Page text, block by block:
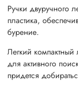
- Ледобур в
- Ножи - 2 шт.
- Винт М6х12
- Паспорт - 1
Ручки двуручного
пластика,
бурение.
Легкий
для активного
придется